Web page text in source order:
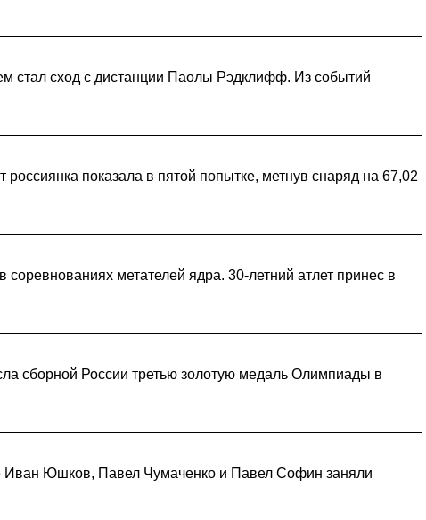
стал сход с дистанции Паолы Рэдклифф. Из событий
показала в пятой попытке, метнув снаряд на 67,02
метателей ядра. 30-летний атлет принес в
сборной России третью золотую медаль Олимпиады в
Иван Юшков, Павел Чумаченко и Павел Софин заняли